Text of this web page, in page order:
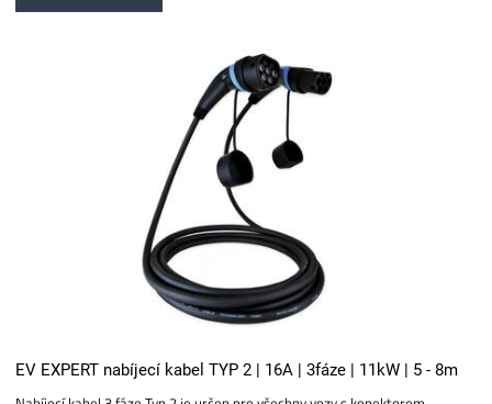
EV EXPERT nabíjecí kabel TYP 2 | 16A | 3fáze | 11kW | 5 - 8m